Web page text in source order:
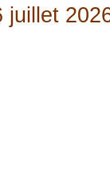
juillet